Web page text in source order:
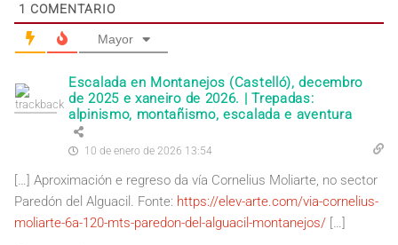
1 COMENTARIO
Mayor
Escalada en Montanejos (Castelló), decembro
de 2025 e xaneiro de 2026. | Trepadas:
alpinismo, montañismo, escalada e aventura
10 de enero de 2026 13:54
[…] Aproximación e regreso da vía Cornelius Moliarte, no sector
Paredón del Alguacil. Fonte: https://elev-arte.com/via-cornelius-
moliarte-6a-120-mts-paredon-del-alguacil-montanejos/ […]